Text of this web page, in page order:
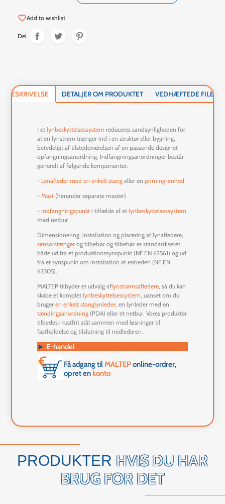
favorite_borderAdd to wishlist
Del
BESKRIVELSE DETALJER OM PRODUKTET VEDHÆFTEDE FILER
I etlynbeskyttelsessystem reduceres sandsynligheden for,
at en lynstrøm trænger ind i en struktur eller bygning,
betydeligt af tilstedeværelsen af en passende designet
opfangningsanordning. Indfangningsanordninger består
generelt af følgende komponenter:
- Lynafleder med en enkelt stang eller enpriming-enhed
-Mast (herunder separate master)
- Indfangningspunkt i tilfælde af etlynbeskyttelsessystem
med netbur
Dimensionering, installation og placering af lynafledere,
sensorstænger og tilbehør og tilbehør er standardiseret
både ud fra et produktionssynspunkt (NF EN 62561) og ud
fra et synspunkt om installation af enheden (NF EN
62305).
MALTEP tilbyder et udvalg aflynstrømsafledere, så du kan
skabe et kompletlynbeskyttelsessystem, uanset om du
brugeren enkelt stanglynleder, en lynleder med en
tændingsanordning (PDA) eller et netbur. Vores produkter
tilbydes i rustfrit stål sammen med løsninger til
fastholdelse og tilslutning til nedlederen.
► E-handel
Få adgang tilMALTEPonline-ordrer,
opret en konto
PRODUKTER HVIS DU HAR
BRUG FOR DET